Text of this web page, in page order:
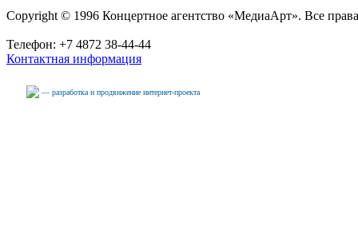
Copyright © 1996 Концертное агентство «МедиаАрт». Все
Телефон: +7 4872 38-44-44
Контактная информация
— разработка и продвижение интернет-проекта